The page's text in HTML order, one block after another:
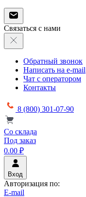
Связаться с нами
Обратный звонок
Написать на e-mail
Чат с оператором
Контакты
8 (800) 301-07-90
Со склада
Под заказ
0.00 ₽
Вход
Авторизация по:
E-mail